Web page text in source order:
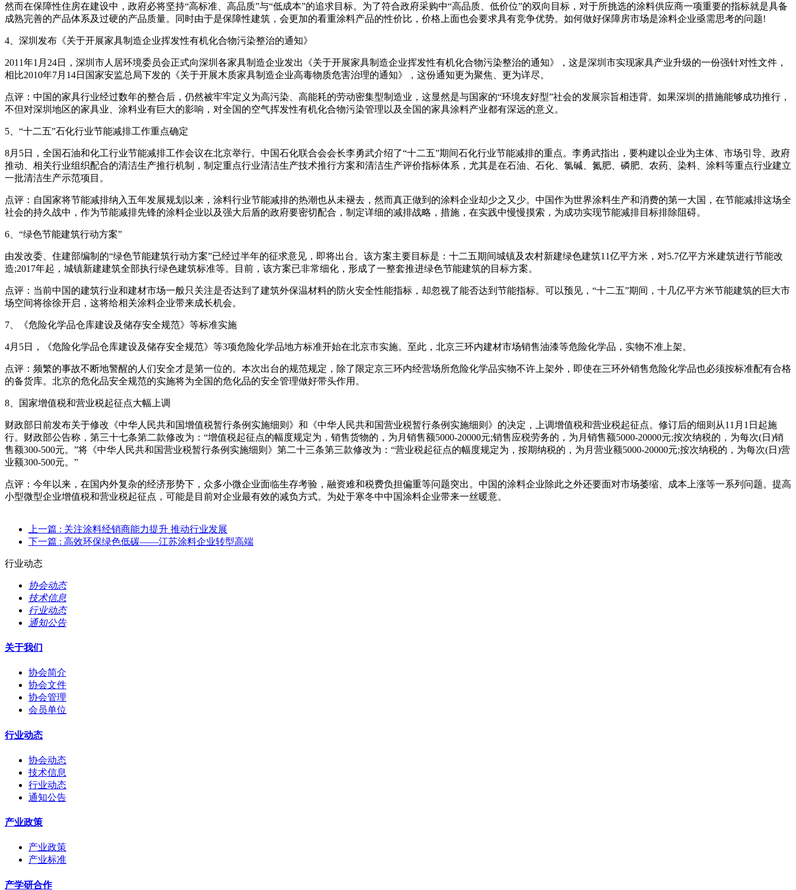
然而在保障性住房在建设中，政府必将坚持“高标准、高品质”与“低成本”的追求目标。为了符合政府采购中“高品质、低价位”的双向目标，对于所挑选的涂料供应商一项重要的指标就是具备
成熟完善的产品体系及过硬的产品质量。同时由于是保障性建筑，会更加的看重涂料产品的性价比，价格上面也会要求具有竞争优势。如何做好保障房市场是涂料企业亟需思考的问题!
4、深圳发布《关于开展家具制造企业挥发性有机化合物污染整治的通知》
2011年1月24日，深圳市人居环境委员会正式向深圳各家具制造企业发出《关于开展家具制造企业挥发性有机化合物污染整治的通知》，这是深圳市实现家具产业升级的一份强针对性文件，
相比2010年7月14日国家安监总局下发的《关于开展木质家具制造企业高毒物质危害治理的通知》，这份通知更为聚焦、更为详尽。
点评：中国的家具行业经过数年的整合后，仍然被牢牢定义为高污染、高能耗的劳动密集型制造业，这显然是与国家的“环境友好型”社会的发展宗旨相违背。如果深圳的措施能够成功推行，
不但对深圳地区的家具业、涂料业有巨大的影响，对全国的空气挥发性有机化合物污染管理以及全国的家具涂料产业都有深远的意义。
5、“十二五”石化行业节能减排工作重点确定
8月5日，全国石油和化工行业节能减排工作会议在北京举行。中国石化联合会会长李勇武介绍了“十二五”期间石化行业节能减排的重点。李勇武指出，要构建以企业为主体、市场引导、政府
推动、相关行业组织配合的清洁生产推行机制，制定重点行业清洁生产技术推行方案和清洁生产评价指标体系，尤其是在石油、石化、氯碱、氮肥、磷肥、农药、染料、涂料等重点行业建立
一批清洁生产示范项目。
点评：自国家将节能减排纳入五年发展规划以来，涂料行业节能减排的热潮也从未褪去，然而真正做到的涂料企业却少之又少。中国作为世界涂料生产和消费的第一大国，在节能减排这场全
社会的持久战中，作为节能减排先锋的涂料企业以及强大后盾的政府要密切配合，制定详细的减排战略，措施，在实践中慢慢摸索，为成功实现节能减排目标排除阻碍。
6、“绿色节能建筑行动方案”
由发改委、住建部编制的“绿色节能建筑行动方案”已经过半年的征求意见，即将出台。该方案主要目标是：十二五期间城镇及农村新建绿色建筑11亿平方米，对5.7亿平方米建筑进行节能改
造;2017年起，城镇新建建筑全部执行绿色建筑标准等。目前，该方案已非常细化，形成了一整套推进绿色节能建筑的目标方案。
点评：当前中国的建筑行业和建材市场一般只关注是否达到了建筑外保温材料的防火安全性能指标，却忽视了能否达到节能指标。可以预见，“十二五”期间，十几亿平方米节能建筑的巨大市
场空间将徐徐开启，这将给相关涂料企业带来成长机会。
7、《危险化学品仓库建设及储存安全规范》等标准实施
4月5日，《危险化学品仓库建设及储存安全规范》等3项危险化学品地方标准开始在北京市实施。至此，北京三环内建材市场销售油漆等危险化学品，实物不准上架。
点评：频繁的事故不断地警醒的人们安全才是第一位的。本次出台的规范规定，除了限定京三环内经营场所危险化学品实物不许上架外，即使在三环外销售危险化学品也必须按标准配有合格
的备货库。北京的危化品安全规范的实施将为全国的危化品的安全管理做好带头作用。
8、国家增值税和营业税起征点大幅上调
财政部日前发布关于修改《中华人民共和国增值税暂行条例实施细则》和《中华人民共和国营业税暂行条例实施细则》的决定，上调增值税和营业税起征点。修订后的细则从11月1日起施
行。财政部公告称，第三十七条第二款修改为：“增值税起征点的幅度规定为，销售货物的，为月销售额5000-20000元;销售应税劳务的，为月销售额5000-20000元;按次纳税的，为每次(日)销
售额300-500元。”将《中华人民共和国营业税暂行条例实施细则》第二十三条第三款修改为：“营业税起征点的幅度规定为，按期纳税的，为月营业额5000-20000元;按次纳税的，为每次(日)营
业额300-500元。”
点评：今年以来，在国内外复杂的经济形势下，众多小微企业面临生存考验，融资难和税费负担偏重等问题突出。中国的涂料企业除此之外还要面对市场萎缩、成本上涨等一系列问题。提高
小型微型企业增值税和营业税起征点，可能是目前对企业最有效的减负方式。为处于寒冬中中国涂料企业带来一丝暖意。
上一篇 : 关注涂料经销商能力提升 推动行业发展
下一篇 : 高效环保绿色低碳——江苏涂料企业转型高端
行业动态
协会动态
技术信息
行业动态
通知公告
关于我们
协会简介
协会文件
协会管理
会员单位
行业动态
协会动态
技术信息
行业动态
通知公告
产业政策
产业政策
产业标准
产学研合作